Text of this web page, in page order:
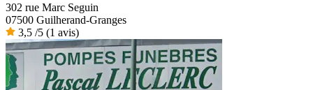
302 rue Marc Seguin
07500 Guilherand-Granges
3,5 /5 (1 avis)